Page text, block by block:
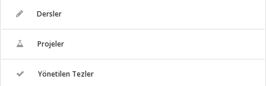
Dersler
Projeler
Yönetilen Tezler